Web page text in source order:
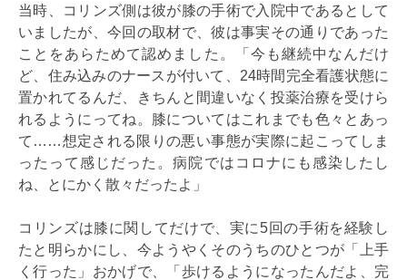
当時、コリンズ側は彼が膝の手術で入院中であるとして
いましたが、今回の取材で、彼は事実その通りであった
ことをあらためて認めました。「今も継続中なんだけ
ど、住み込みのナースが付いて、24時間完全看護状態に
置かれてるんだ、きちんと間違いなく投薬治療を受けら
れるようにってね。膝についてはこれまでも色々とあっ
て……想定される限りの悪い事態が実際に起こってしま
ったって感じだった。病院ではコロナにも感染したし
ね、とにかく散々だったよ」
コリンズは膝に関してだけで、実に5回の手術を経験し
たと明らかにし、今ようやくそのうちのひとつが「上手
く行った」おかげで、「歩けるようになったんだよ、完